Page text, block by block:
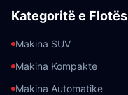
Kategoritë e Flotës
Makina SUV
Makina Kompakte
Makina Automatike